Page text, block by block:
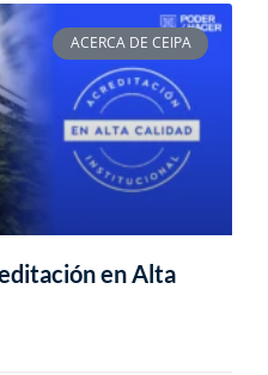
ACERCA DE CEIPA
en Alta